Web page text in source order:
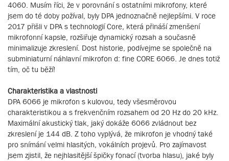
4060. Musím říci, že v porovnání s ostatními mikrofony, které
jsem do té doby požíval, byly DPA jednoznačně nejlepšími. V roce
2017 přišli v DPA s technologií Core, která přináší zmenšení
mikrofonní kapsle, rozšiřuje dynamický rozsah a současně
minimalizuje zkreslení. Dost historie, podívejme se společně na
subminiaturní náhlavní mikrofon d: fine CORE 6066. Je dnes totiž
tím, oč tu běží!
Charakteristika a vlastnosti
DPA 6066 je mikrofon s kulovou, tedy všesměrovou
charakteristikou a s frekvenčním rozsahem od 20 Hz do 20 kHz.
Maximální akustický tlak, jaký dokáže 6066 zvládnout bez
zkreslení je 144 dB. Z toho vyplývá, že mikrofon je vhodný také
pro snímání velmi hlasitých, vokálních projevů. Pro zajímavost
jsem zjistil, že nejhlasitější špičky fonací (tvorba hlasu), jaké byly